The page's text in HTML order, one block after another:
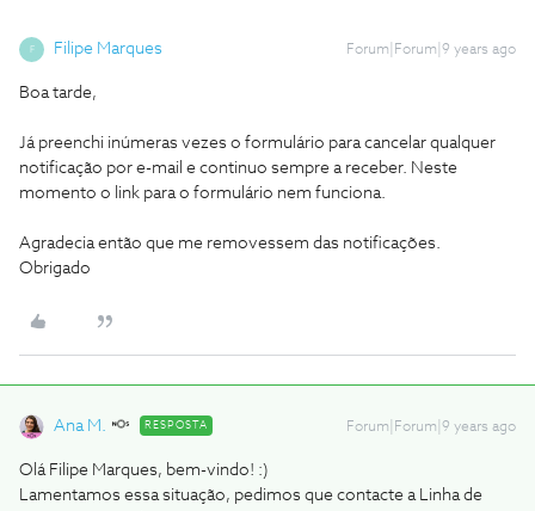
F Filipe Marques Forum|Forum|9 years ago
Boa tarde,
Já preenchi inúmeras vezes o formulário para cancelar qualquer
notificação por e-mail e continuo sempre a receber. Neste
momento o link para o formulário nem funciona.
Agradecia então que me removessem das notificações.
Obrigado
Ana M. RESPOSTA Forum|Forum|9 years ago
Olá Filipe Marques, bem-vindo! :)
Lamentamos essa situação, pedimos que contacte a Linha de